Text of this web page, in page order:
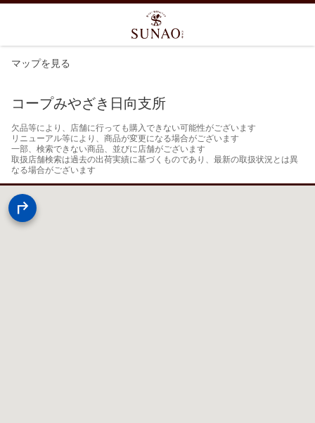
マップを見る
コープみやざき日向支所
欠品等により、店舗に行っても購入できない可能性がございます
リニューアル等により、商品が変更になる場合がございます
一部、検索できない商品、並びに店舗がございます
取扱店舗検索は過去の出荷実績に基づくものであり、最新の取扱状況とは異
なる場合がございます